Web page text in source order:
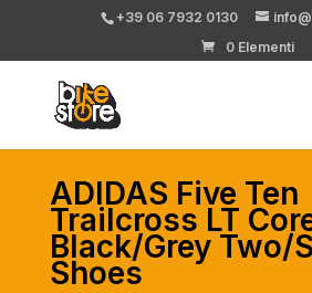
+39 06 7932 0130
0 Elementi
ADIDAS Five Ten
Trailcross LT
Black/Grey Two/
Shoes